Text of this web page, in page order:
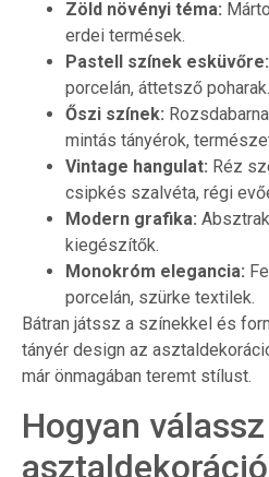
Zöld növényi téma:
erdei termések.
Pastell színek esküvőre:
porcelán, áttetsző poharak.
Őszi színek:
mintás tányérok,
Vintage hangulat: Réz
csipkés szalvéta, régi
Modern grafika:
kiegészítők.
Monokróm elegancia:
porcelán, szürke textilek.
Bátran játssz a színekkel és
tányér design az
már önmagában teremt stílust.
Hogyan